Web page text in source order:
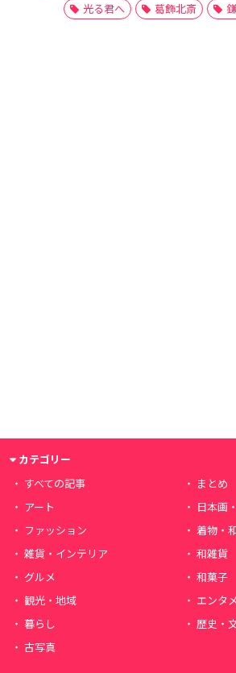
光る君へ
葛飾北斎
カテゴリー
すべての記事
まとめ
アート
日本画
ファッション
着物・
雑貨・インテリア
和雑貨
グルメ
和菓子
観光・地域
エンタ
暮らし
歴史・
古写真